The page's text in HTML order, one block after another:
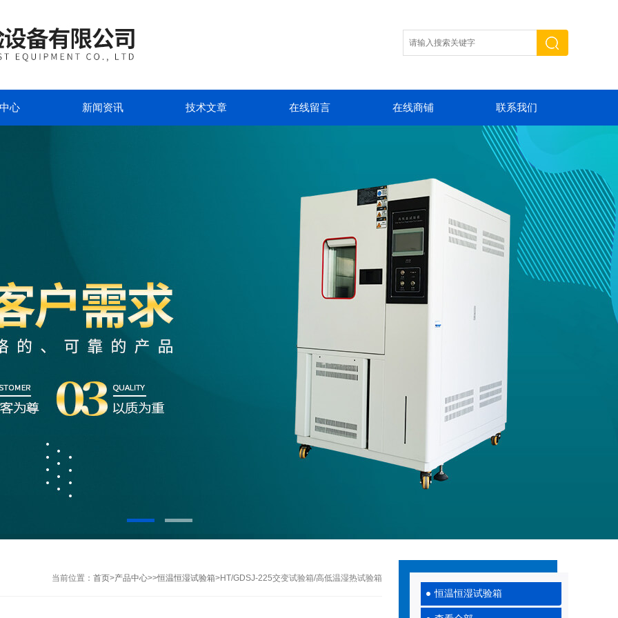
心 新闻资讯 技术文章 在线留言 在线商铺 联系我们
恒温恒湿试验箱
当前位置： 首页>产品中心>>恒温恒湿试验箱>HT/GDSJ-225交变试验箱/高低温湿热试验箱